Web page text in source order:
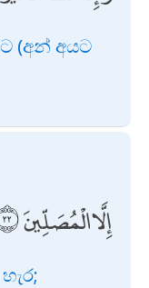
(අන් අයට
إِلَّا الْمُصَلِّينَ